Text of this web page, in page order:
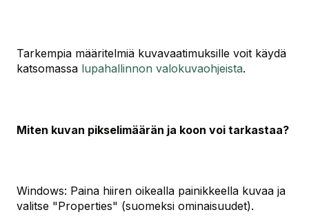
Tarkempia määritelmiä kuvavaatimuksille voit käydä
katsomassa lupahallinnon valokuvaohjeista.
Miten kuvan pikselimäärän ja koon voi tarkastaa?
Windows: Paina hiiren oikealla painikkeella kuvaa ja
valitse "Properties" (suomeksi ominaisuudet).